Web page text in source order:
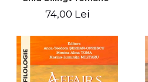
practic/Conversation
Bilingual Romanian-English
guide with practical
vocabulary
74,00 Lei